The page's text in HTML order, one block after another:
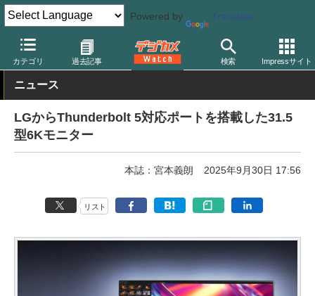
Powered by Translate
カテゴリ 過去記事 検索 Impressサイト
デジカメ Watch PC/モバイル関連 モニター（ディスプレイ）
ニュース
LGからThunderbolt 5対応ポートを搭載した31.5
型6Kモニター
本誌：宮本義朗 2025年9月30日 17:56
リスト